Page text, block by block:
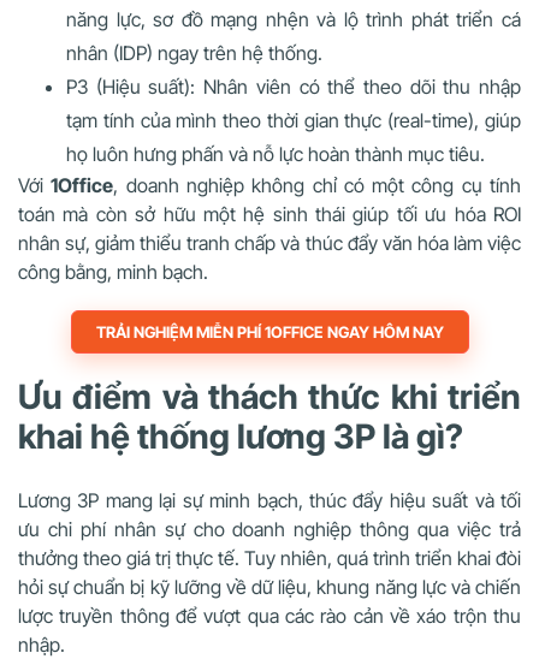
năng lực, sơ đồ mạng nhện và lộ trình phát triển cá
nhân (IDP) ngay trên hệ thống.
P3 (Hiệu suất): Nhân viên có thể theo dõi thu nhập
tạm tính của mình theo thời gian thực (real-time), giúp
họ luôn hưng phấn và nỗ lực hoàn thành mục tiêu.
Với1Office, doanh nghiệp không chỉ có một công cụ tính
toán mà còn sở hữu một hệ sinh thái giúp tối ưu hóa ROI
nhân sự, giảm thiểu tranh chấp và thúc đẩy văn hóa làm việc
công bằng, minh bạch.
TRẢI NGHIỆM MIỄN PHÍ 1OFFICE NGAY HÔM NAY
Ưu điểm và thách thức khi triển
khai hệ thống lương 3P là gì?
Lương 3P mang lại sự minh bạch, thúc đẩy hiệu suất và tối
ưu chi phí nhân sự cho doanh nghiệp thông qua việc trả
thưởng theo giá trị thực tế. Tuy nhiên, quá trình triển khai đòi
hỏi sự chuẩn bị kỹ lưỡng về dữ liệu, khung năng lực và chiến
lược truyền thông để vượt qua các rào cản về xáo trộn thu
nhập.